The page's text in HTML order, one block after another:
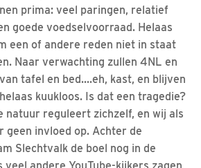
prima: veel paringen, relatief
goede voedselvoorraad. Helaas
een of andere reden niet in staat
Naar verwachting zullen 4NL en
tafel en bed....eh, kast, en blijven
kuukloos. Is dat een tragedie?
natuur reguleert zichzelf, en wij als
geen invloed op. Achter de
Slechtvalk de boel nog in de
veel andere YouTube-kijkers zagen